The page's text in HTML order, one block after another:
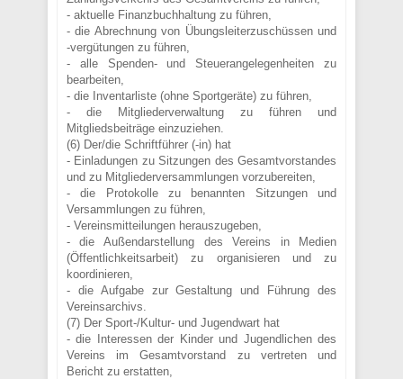
- aktuelle Finanzbuchhaltung zu führen,
- die Abrechnung von Übungsleiterzuschüssen und
-vergütungen zu führen,
- alle Spenden- und Steuerangelegenheiten zu
bearbeiten,
- die Inventarliste (ohne Sportgeräte) zu führen,
- die Mitgliederverwaltung zu führen und
Mitgliedsbeiträge einzuziehen.
(6) Der/die Schriftführer (-in) hat
- Einladungen zu Sitzungen des Gesamtvorstandes
und zu Mitgliederversammlungen vorzubereiten,
- die Protokolle zu benannten Sitzungen und
Versammlungen zu führen,
- Vereinsmitteilungen herauszugeben,
- die Außendarstellung des Vereins in Medien
(Öffentlichkeitsarbeit) zu organisieren und zu
koordinieren,
- die Aufgabe zur Gestaltung und Führung des
Vereinsarchivs.
(7) Der Sport-/Kultur- und Jugendwart hat
- die Interessen der Kinder und Jugendlichen des
Vereins im Gesamtvorstand zu vertreten und
Bericht zu erstatten,